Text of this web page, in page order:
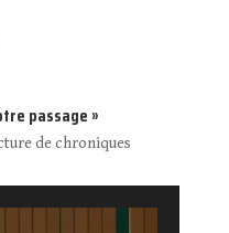
passage »
de chroniques